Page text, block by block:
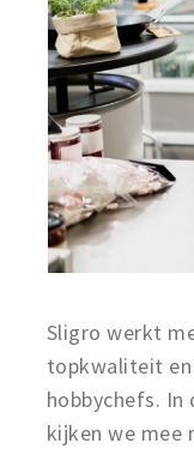
Sligro werkt
topkwaliteit en
hobbychefs. In
kijken we mee